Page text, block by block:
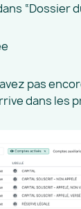
“Dossier
pas
dans les